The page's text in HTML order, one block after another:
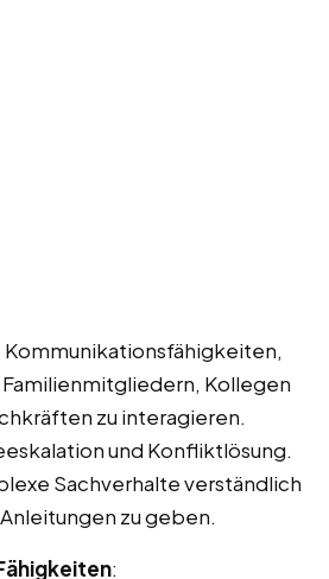
Kollegen
zu interagieren.
und Konfliktlösung.
Sachverhalte verständlich
zu geben.
: